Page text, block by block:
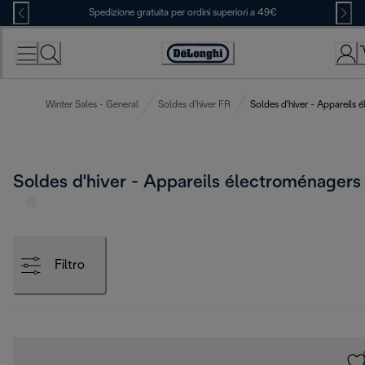
Skip
to
Content
Spedizione gratuita per ordini superiori a 49€
Accessibility
Winter Sales - General Soldes d'hiver FR Soldes d'hiver - Appareils
Soldes d'hiver - Appareils électroménagers
Filtro